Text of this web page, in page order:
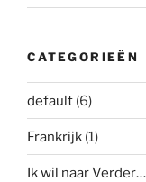
CATEGORIEËN
default (6)
Frankrijk (1)
Ik wil naar